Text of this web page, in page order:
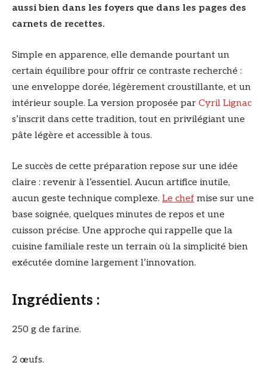
aussi bien dans les foyers que dans les pages des
carnets de recettes.
Simple en apparence, elle demande pourtant un
certain équilibre pour offrir ce contraste recherché :
une enveloppe dorée, légèrement croustillante, et un
intérieur souple. La version proposée par Cyril Lignac
s’inscrit dans cette tradition, tout en privilégiant une
pâte légère et accessible à tous.
Le succès de cette préparation repose sur une idée
claire : revenir à l’essentiel. Aucun artifice inutile,
aucun geste technique complexe. Le chef mise sur une
base soignée, quelques minutes de repos et une
cuisson précise. Une approche qui rappelle que la
cuisine familiale reste un terrain où la simplicité bien
exécutée domine largement l’innovation.
Ingrédients :
250 g de farine.
2 œufs.